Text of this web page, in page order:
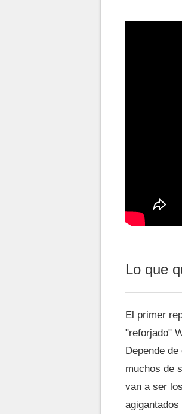
Lo que
El primer
"reforjado"
Depende
muchos de
van a ser